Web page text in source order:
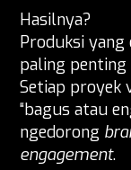
Hasilnya?
Produksi yang
paling penting
Setiap proyek
“bagus atau
ngedorong
engagement.